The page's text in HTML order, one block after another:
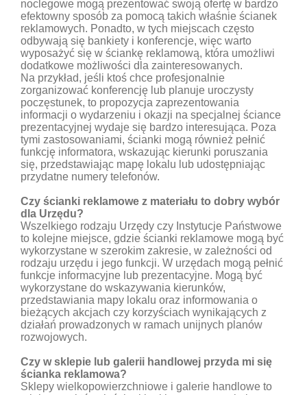
noclegowe mogą prezentować swoją ofertę w bardzo
efektowny sposób za pomocą takich właśnie ścianek
reklamowych. Ponadto, w tych miejscach często
odbywają się bankiety i konferencje, więc warto
wyposażyć się w ściankę reklamową, która umożliwi
dodatkowe możliwości dla zainteresowanych.
Na przykład, jeśli ktoś chce profesjonalnie
zorganizować konferencję lub planuje uroczysty
poczęstunek, to propozycja zaprezentowania
informacji o wydarzeniu i okazji na specjalnej ściance
prezentacyjnej wydaje się bardzo interesująca. Poza
tymi zastosowaniami, ścianki mogą również pełnić
funkcję informatora, wskazując kierunki poruszania
się, przedstawiając mapę lokalu lub udostępniając
przydatne numery telefonów.
Czy ścianki reklamowe z materiału to dobry wybór
dla Urzędu?
Wszelkiego rodzaju Urzędy czy Instytucje Państwowe
to kolejne miejsce, gdzie ścianki reklamowe mogą być
wykorzystane w szerokim zakresie, w zależności od
rodzaju urzędu i jego funkcji. W urzędach mogą pełnić
funkcje informacyjne lub prezentacyjne. Mogą być
wykorzystane do wskazywania kierunków,
przedstawiania mapy lokalu oraz informowania o
bieżących akcjach czy korzyściach wynikających z
działań prowadzonych w ramach unijnych planów
rozwojowych.
Czy w sklepie lub galerii handlowej przyda mi się
ścianka reklamowa?
Sklepy wielkopowierzchniowe i galerie handlowe to